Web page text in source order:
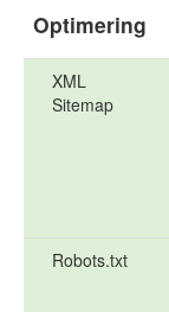
Optimering
XML
Sitemap
Robots.txt